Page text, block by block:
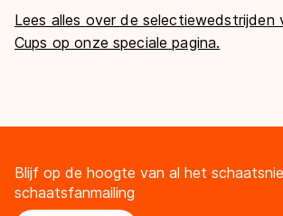
Lees alles over de selectiewedstrijden
Cups op onze speciale pagina.
Blijf op de hoogte van al het
schaatsfanmailing